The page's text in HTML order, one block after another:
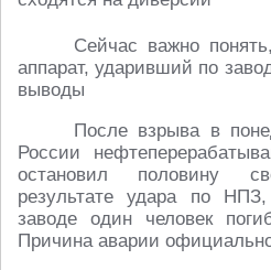
Сейчас важно
аппарат, ударивший по
выводы
После взрыва в
России
остановил половину
результате удара по
заводе один человек
Причина аварии